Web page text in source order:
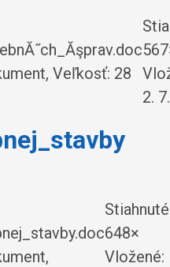
Veľkosť: 28
2.
648×
Vložené: